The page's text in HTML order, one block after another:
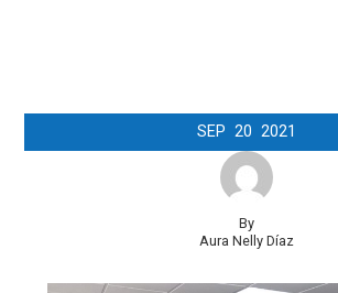
SEP 20 2021
By
Aura Nelly Díaz